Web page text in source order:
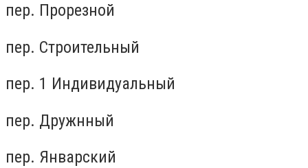
пер. Прорезной
пер. Строительный
пер. 1 Индивидуальный
пер. Дружнный
пер. Январский